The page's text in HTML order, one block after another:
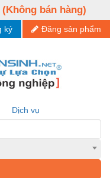
(Không bán hàng)
Đăng sản phẩm
ký
Dịch vụ